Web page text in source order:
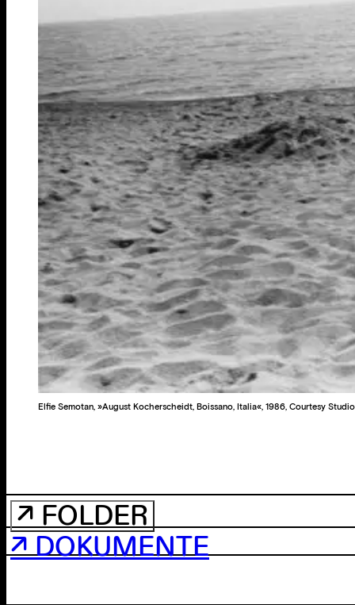
Elfie Semotan, »August Kocherscheidt, Boissano, Italia«, 1986, Courtesy
↗ FOLDER
↗ DOKUMENTE